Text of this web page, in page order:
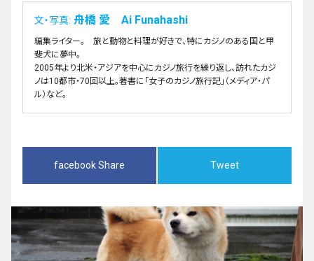
文・写真: 舟橋 愛 Ai Funahashi
編集ライター。 旅と動物と料理が好きで、特にカジノのある国と甲
斐犬に夢中。
2005年より北米・アジアを中心にカジノ旅行を繰り返し、訪れたカジ
ノは10都市・70回以上。著書に「女子のカジノ旅行記」（メディア・パ
ル）など。
facebook Share Tweet